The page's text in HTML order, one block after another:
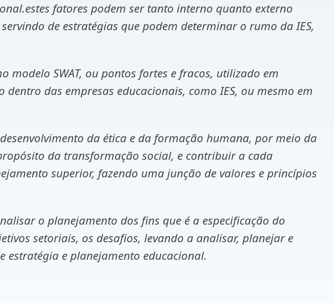
fatores podem ser tanto interno quanto externo
de estratégias que podem determinar o rumo da IES,
modelo SWAT, ou pontos fortes e fracos, utilizado em
das empresas educacionais, como IES, ou mesmo em
da ética e da formação humana, por meio da
da transformação social, e contribuir a cada
superior, fazendo uma junção de valores e princípios
o planejamento dos fins que é a especificação do
setoriais, os desafios, levando a analisar, planejar e
estratégia e planejamento educacional.